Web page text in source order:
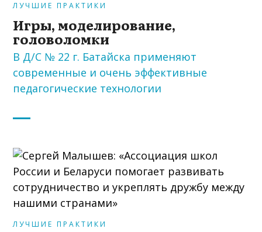
ЛУЧШИЕ ПРАКТИКИ
Игры, моделирование,
головоломки
В Д/С № 22 г. Батайска применяют
современные и очень эффективные
педагогические технологии
ЛУЧШИЕ ПРАКТИКИ